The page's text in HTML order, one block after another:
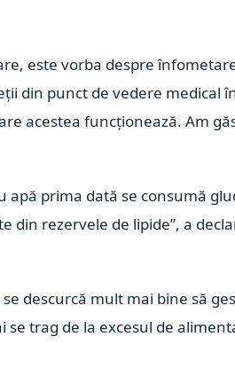
este vorba despre
din punct de vedere medical
acestea funcționează. Am
apă prima dată se consumă
din rezervele de lipide”, a
descurcă mult mai bine să
trag de la excesul de